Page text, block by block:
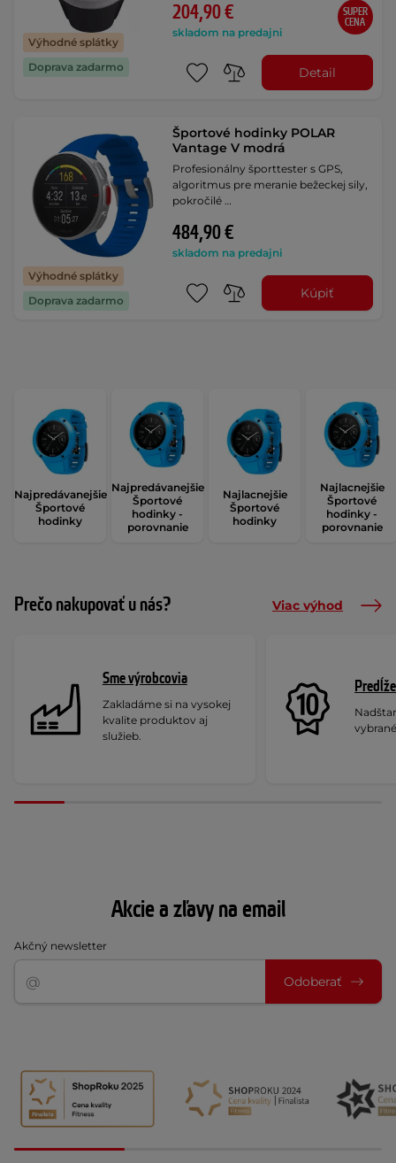
Výhodné splátky
Doprava zadarmo
204,90 €
skladom na predajni
SUPER
CENA
Detail
Výhodné splátky
Doprava zadarmo
Športové hodinky POLAR
Vantage V modrá
Profesionálny športtester s GPS,
algoritmus pre meranie bežeckej sily,
pokročilé …
484,90 €
skladom na predajni
Kúpiť
Najpredávanejšie
Športové
hodinky
Najpredávanejšie
Športové
hodinky -
porovnanie
Najlacnejšie
Športové
hodinky
Najlacnejšie
Športové
hodinky -
porovnanie
Prečo nakupovať u nás? Viac výhod
Sme výrobcovia
Zakladáme si na vysokej
kvalite produktov aj
služieb.
Akcie a zľavy na email
Akčný newsletter
Odoberať